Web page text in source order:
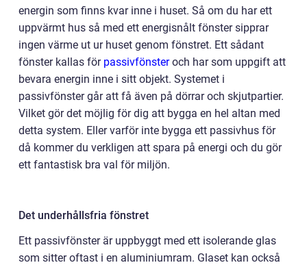
energin som finns kvar inne i huset. Så om du har ett
uppvärmt hus så med ett energisnålt fönster sipprar
ingen värme ut ur huset genom fönstret. Ett sådant
fönster kallas för passivfönsteroch har som uppgift att
bevara energin inne i sitt objekt. Systemet i
passivfönster går att få även på dörrar och skjutpartier.
Vilket gör det möjlig för dig att bygga en hel altan med
detta system. Eller varför inte bygga ett passivhus för
då kommer du verkligen att spara på energi och du gör
ett fantastisk bra val för miljön.
Det underhållsfria fönstret
Ett passivfönster är uppbyggt med ett isolerande glas
som sitter oftast i en aluminiumram. Glaset kan också